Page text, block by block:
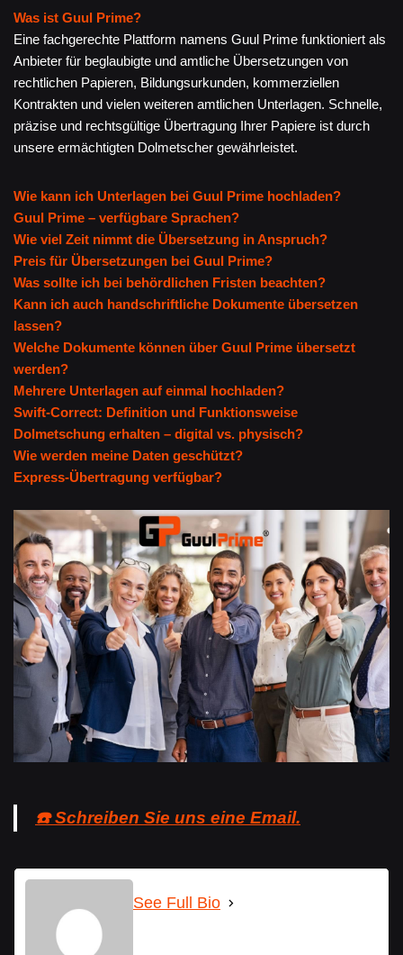
Was ist Guul Prime?
Eine fachgerechte Plattform namens Guul Prime funktioniert als
Anbieter für beglaubigte und amtliche Übersetzungen von
rechtlichen Papieren, Bildungsurkunden, kommerziellen
Kontrakten und vielen weiteren amtlichen Unterlagen. Schnelle,
präzise und rechtsgültige Übertragung Ihrer Papiere ist durch
unsere ermächtigten Dolmetscher gewährleistet.
Wie kann ich Unterlagen bei Guul Prime hochladen?
Guul Prime – verfügbare Sprachen?
Wie viel Zeit nimmt die Übersetzung in Anspruch?
Preis für Übersetzungen bei Guul Prime?
Was sollte ich bei behördlichen Fristen beachten?
Kann ich auch handschriftliche Dokumente übersetzen
lassen?
Welche Dokumente können über Guul Prime übersetzt
werden?
Mehrere Unterlagen auf einmal hochladen?
Swift-Correct: Definition und Funktionsweise
Dolmetschung erhalten – digital vs. physisch?
Wie werden meine Daten geschützt?
Express-Übertragung verfügbar?
☎️ Schreiben Sie uns eine Email.
See Full Bio